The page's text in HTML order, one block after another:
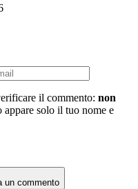
il commento: non
appare solo il tuo nome e
un commento